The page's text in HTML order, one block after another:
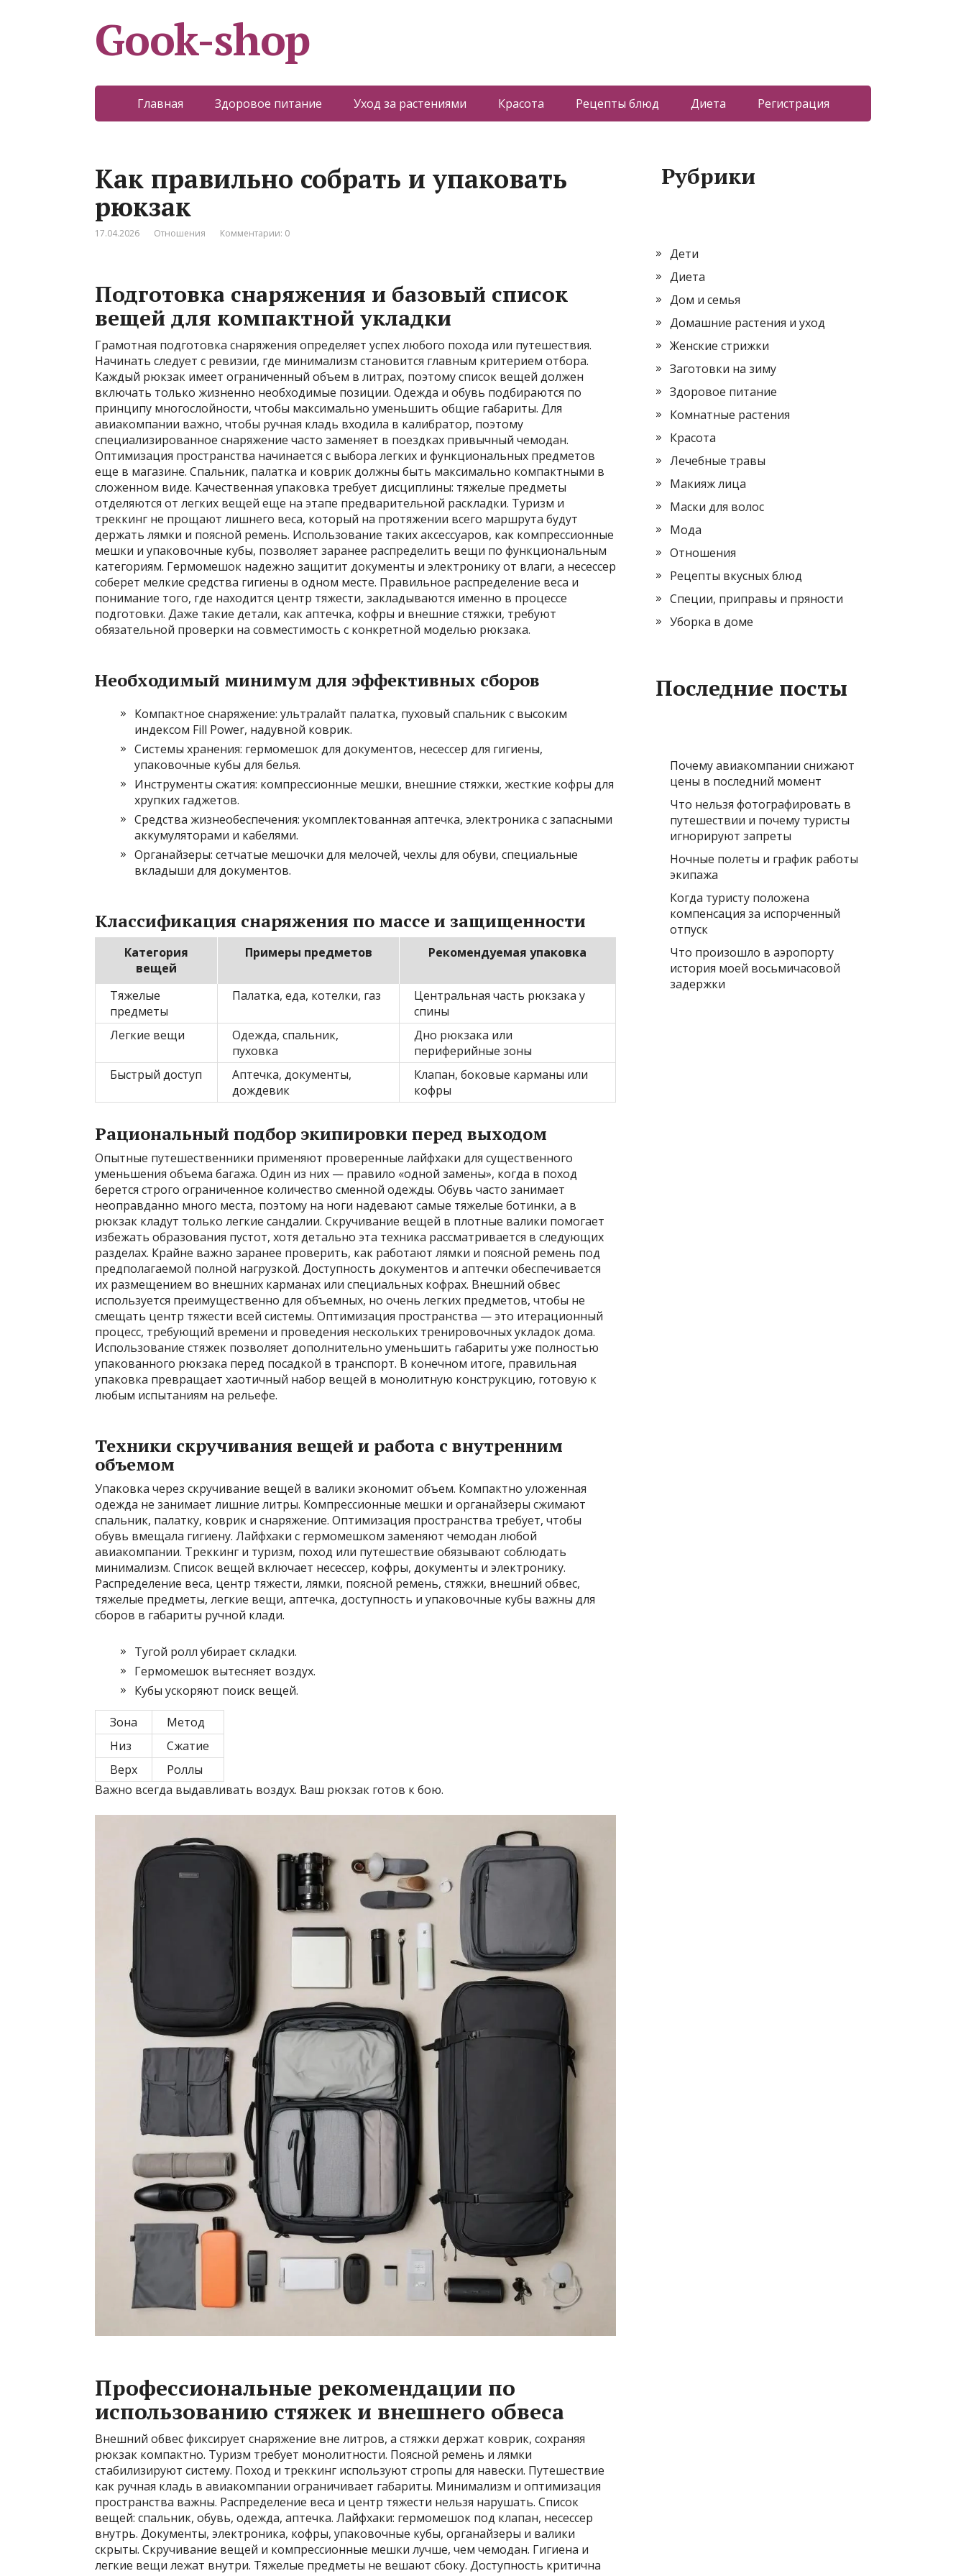
Gook-shop
Главная Здоровое питание Уход за растениями Красота Рецепты блюд Диета Регистрация
Как правильно собрать и упаковать
рюкзак
17.04.2026 Отношения Комментарии: 0
Подготовка снаряжения и базовый список
вещей для компактной укладки
Грамотная подготовка снаряжения определяет успех любого похода или путешествия.
Начинать следует с ревизии, где минимализм становится главным критерием отбора.
Каждый рюкзак имеет ограниченный объем в литрах, поэтому список вещей должен
включать только жизненно необходимые позиции. Одежда и обувь подбираются по
принципу многослойности, чтобы максимально уменьшить общие габариты. Для
авиакомпании важно, чтобы ручная кладь входила в калибратор, поэтому
специализированное снаряжение часто заменяет в поездках привычный чемодан.
Оптимизация пространства начинается с выбора легких и функциональных предметов
еще в магазине. Спальник, палатка и коврик должны быть максимально компактными в
сложенном виде. Качественная упаковка требует дисциплины: тяжелые предметы
отделяются от легких вещей еще на этапе предварительной раскладки. Туризм и
треккинг не прощают лишнего веса, который на протяжении всего маршрута будут
держать лямки и поясной ремень. Использование таких аксессуаров, как компрессионные
мешки и упаковочные кубы, позволяет заранее распределить вещи по функциональным
категориям. Гермомешок надежно защитит документы и электронику от влаги, а несессер
соберет мелкие средства гигиены в одном месте. Правильное распределение веса и
понимание того, где находится центр тяжести, закладываются именно в процессе
подготовки. Даже такие детали, как аптечка, кофры и внешние стяжки, требуют
обязательной проверки на совместимость с конкретной моделью рюкзака.
Необходимый минимум для эффективных сборов
Компактное снаряжение: ультралайт палатка, пуховый спальник с высоким
индексом Fill Power, надувной коврик.
Системы хранения: гермомешок для документов, несессер для гигиены,
упаковочные кубы для белья.
Инструменты сжатия: компрессионные мешки, внешние стяжки, жесткие кофры для
хрупких гаджетов.
Средства жизнеобеспечения: укомплектованная аптечка, электроника с запасными
аккумуляторами и кабелями.
Органайзеры: сетчатые мешочки для мелочей, чехлы для обуви, специальные
вкладыши для документов.
Классификация снаряжения по массе и защищенности
Категория
вещей
Примеры предметов Рекомендуемая упаковка
Тяжелые
предметы
Палатка, еда, котелки, газ
Центральная часть рюкзака у
спины
Легкие вещи
Одежда, спальник,
пуховка
Дно рюкзака или
периферийные зоны
Быстрый доступ
Аптечка, документы,
дождевик
Клапан, боковые карманы или
кофры
Рациональный подбор экипировки перед выходом
Опытные путешественники применяют проверенные лайфхаки для существенного
уменьшения объема багажа. Один из них — правило «одной замены», когда в поход
берется строго ограниченное количество сменной одежды. Обувь часто занимает
неоправданно много места, поэтому на ноги надевают самые тяжелые ботинки, а в
рюкзак кладут только легкие сандалии. Скручивание вещей в плотные валики помогает
избежать образования пустот, хотя детально эта техника рассматривается в следующих
разделах. Крайне важно заранее проверить, как работают лямки и поясной ремень под
предполагаемой полной нагрузкой. Доступность документов и аптечки обеспечивается
их размещением во внешних карманах или специальных кофрах. Внешний обвес
используется преимущественно для объемных, но очень легких предметов, чтобы не
смещать центр тяжести всей системы. Оптимизация пространства — это итерационный
процесс, требующий времени и проведения нескольких тренировочных укладок дома.
Использование стяжек позволяет дополнительно уменьшить габариты уже полностью
упакованного рюкзака перед посадкой в транспорт. В конечном итоге, правильная
упаковка превращает хаотичный набор вещей в монолитную конструкцию, готовую к
любым испытаниям на рельефе.
Техники скручивания вещей и работа с внутренним
объемом
Упаковка через скручивание вещей в валики экономит объем. Компактно уложенная
одежда не занимает лишние литры. Компрессионные мешки и органайзеры сжимают
спальник, палатку, коврик и снаряжение. Оптимизация пространства требует, чтобы
обувь вмещала гигиену. Лайфхаки с гермомешком заменяют чемодан любой
авиакомпании. Треккинг и туризм, поход или путешествие обязывают соблюдать
минимализм. Список вещей включает несессер, кофры, документы и электронику.
Распределение веса, центр тяжести, лямки, поясной ремень, стяжки, внешний обвес,
тяжелые предметы, легкие вещи, аптечка, доступность и упаковочные кубы важны для
сборов в габариты ручной клади.
Тугой ролл убирает складки.
Гермомешок вытесняет воздух.
Кубы ускоряют поиск вещей.
Зона
Метод
Низ
Сжатие
Верх
Роллы
Важно всегда выдавливать воздух. Ваш рюкзак готов к бою.
Профессиональные рекомендации по
использованию стяжек и внешнего обвеса
Внешний обвес фиксирует снаряжение вне литров, а стяжки держат коврик, сохраняя
рюкзак компактно. Туризм требует монолитности. Поясной ремень и лямки
стабилизируют систему. Поход и треккинг используют стропы для навески. Путешествие
как ручная кладь в авиакомпании ограничивает габариты. Минимализм и оптимизация
пространства важны. Распределение веса и центр тяжести нельзя нарушать. Список
вещей: спальник, обувь, одежда, аптечка. Лайфхаки: гермомешок под клапан, несессер
внутрь. Документы, электроника, кофры, упаковочные кубы, органайзеры и валики
скрыты. Скручивание вещей и компрессионные мешки лучше, чем чемодан. Гигиена и
легкие вещи лежат внутри. Тяжелые предметы не вешают сбоку. Доступность критична
Рубрики
Дети
Диета
Дом и семья
Домашние растения и уход
Женские стрижки
Заготовки на зиму
Здоровое питание
Комнатные растения
Красота
Лечебные травы
Макияж лица
Маски для волос
Мода
Отношения
Рецепты вкусных блюд
Специи, приправы и пряности
Уборка в доме
Последние посты
Почему авиакомпании снижают
цены в последний момент
Что нельзя фотографировать в
путешествии и почему туристы
игнорируют запреты
Ночные полеты и график работы
экипажа
Когда туристу положена
компенсация за испорченный
отпуск
Что произошло в аэропорту
история моей восьмичасовой
задержки